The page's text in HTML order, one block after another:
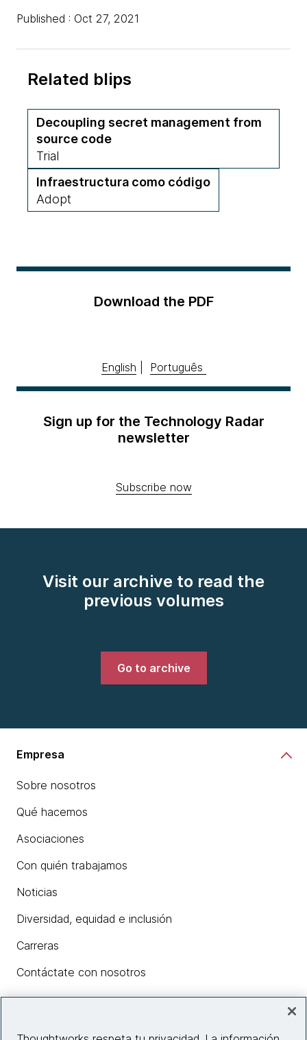
Published : Oct 27, 2021
Related blips
Decoupling secret management from
source code
Trial
Infraestructura como código
Adopt
Download the PDF
English Português
Sign up for the Technology Radar
newsletter
Subscribe now
Visit our archive to read the
previous volumes
Go to archive
Empresa
Sobre nosotros
Qué hacemos
Asociaciones
Con quién trabajamos
Noticias
Diversidad, equidad e inclusión
Carreras
Contáctate con nosotros